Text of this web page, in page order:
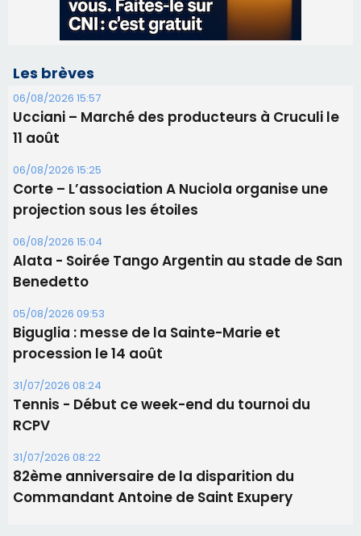
Les brèves
06/08/2026 15:57
Ucciani – Marché des producteurs à Cruculi le
11 août
06/08/2026 15:25
Corte – L’association A Nuciola organise une
projection sous les étoiles
06/08/2026 15:04
Alata - Soirée Tango Argentin au stade de San
Benedetto
05/08/2026 09:53
Biguglia : messe de la Sainte-Marie et
procession le 14 août
31/07/2026 08:24
Tennis - Début ce week-end du tournoi du
RCPV
31/07/2026 08:22
82ème anniversaire de la disparition du
Commandant Antoine de Saint Exupery